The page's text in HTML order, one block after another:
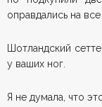
оправдались на
Шотландский
у ваших ног.
Я не думала, что